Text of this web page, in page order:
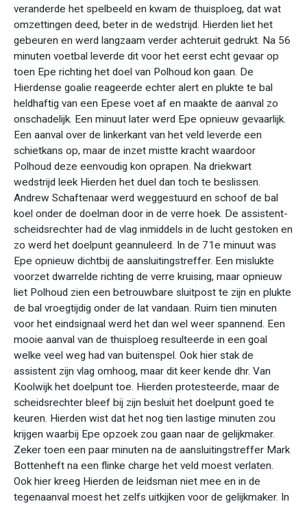
veranderde het spelbeeld en kwam de thuisploeg, dat wat
omzettingen deed, beter in de wedstrijd. Hierden liet het
gebeuren en werd langzaam verder achteruit gedrukt. Na 56
minuten voetbal leverde dit voor het eerst echt gevaar op
toen Epe richting het doel van Polhoud kon gaan. De
Hierdense goalie reageerde echter alert en plukte te bal
heldhaftig van een Epese voet af en maakte de aanval zo
onschadelijk. Een minuut later werd Epe opnieuw gevaarlijk.
Een aanval over de linkerkant van het veld leverde een
schietkans op, maar de inzet mistte kracht waardoor
Polhoud deze eenvoudig kon oprapen. Na driekwart
wedstrijd leek Hierden het duel dan toch te beslissen.
Andrew Schaftenaar werd weggestuurd en schoof de bal
koel onder de doelman door in de verre hoek. De assistent-
scheidsrechter had de vlag inmiddels in de lucht gestoken en
zo werd het doelpunt geannuleerd. In de 71e minuut was
Epe opnieuw dichtbij de aansluitingstreffer. Een mislukte
voorzet dwarrelde richting de verre kruising, maar opnieuw
liet Polhoud zien een betrouwbare sluitpost te zijn en plukte
de bal vroegtijdig onder de lat vandaan. Ruim tien minuten
voor het eindsignaal werd het dan wel weer spannend. Een
mooie aanval van de thuisploeg resulteerde in een goal
welke veel weg had van buitenspel. Ook hier stak de
assistent zijn vlag omhoog, maar dit keer kende dhr. Van
Koolwijk het doelpunt toe. Hierden protesteerde, maar de
scheidsrechter bleef bij zijn besluit het doelpunt goed te
keuren. Hierden wist dat het nog tien lastige minuten zou
krijgen waarbij Epe opzoek zou gaan naar de gelijkmaker.
Zeker toen een paar minuten na de aansluitingstreffer Mark
Bottenheft na een flinke charge het veld moest verlaten.
Ook hier kreeg Hierden de leidsman niet mee en in de
tegenaanval moest het zelfs uitkijken voor de gelijkmaker. In